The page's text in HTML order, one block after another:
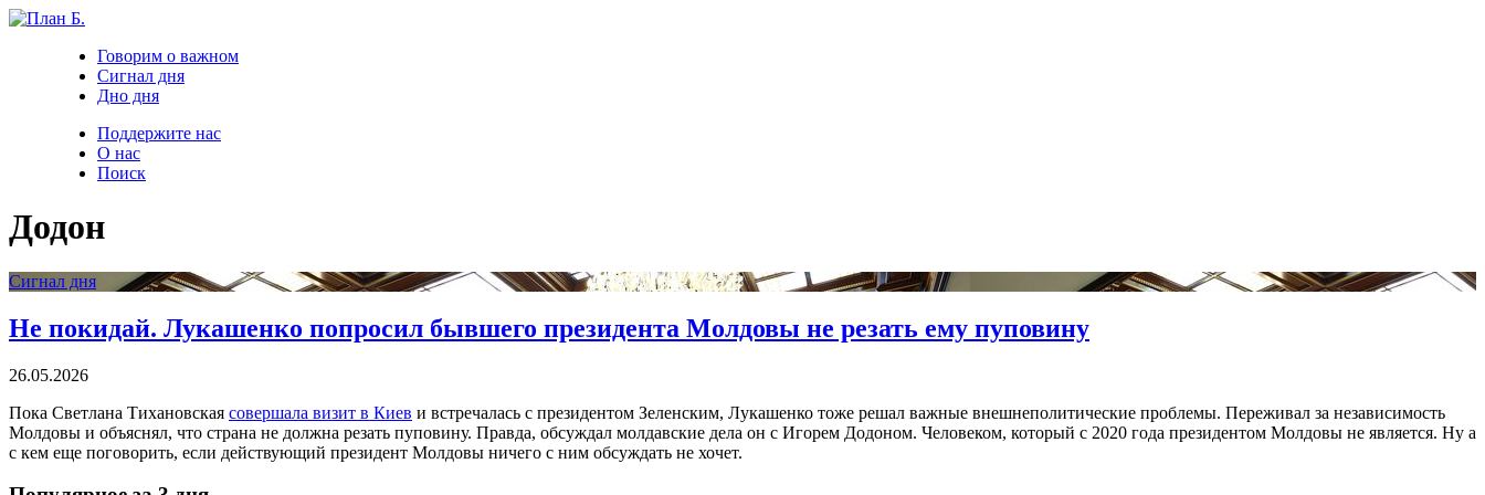
Говорим о важном
Сигнал дня
Дно дня
Поддержите нас
О нас
Поиск
Додон
Сигнал дня
Не покидай. Лукашенко попросил бывшего президента Молдовы не резать ему пуповину
26.05.2026
Пока Светлана Тихановская совершала визит в Киев и встречалась с президентом Зеленским, Лукашенко тоже решал важные внешнеполитические проблемы. Переживал за независимость
Молдовы и объяснял, что страна не должна резать пуповину. Правда, обсуждал молдавские дела он с Игорем Додоном. Человеком, который с 2020 года президентом Молдовы не является. Ну а
с кем еще поговорить, если действующий президент Молдовы ничего с ним обсуждать не хочет.